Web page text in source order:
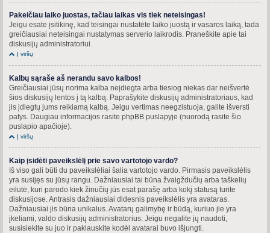
Pakeičiau laiko juostas, tačiau laikas vis tiek neteisingas!
Jeigu esate įsitikinę, kad teisingai nustatėte laiko juostą ir vasaros laiką, tada
greičiausiai neteisingai nustatymas serverio laikrodis. Praneškite apie tai
diskusijų administratoriui.
Į viršų
Kalbų sąraše aš nerandu savo kalbos!
Greičiausiai jūsų norima kalba neįdiegta arba tiesiog niekas dar neišvertė
šios diskusijų lentos į tą kalbą. Paprašykite diskusijų administratoriaus, kad
jis įdiegtų jums reikiamą kalbą. Jeigu vertimas neegzistuoja, galite išversti
patys. Daugiau informacijos rasite phpBB puslapyje (nuorodą rasite šio
puslapio apačioje).
Į viršų
Kaip įsidėti paveikslėlį prie savo vartotojo vardo?
Iš viso gali būti du paveikslėliai šalia vartotojo vardo. Pirmasis paveikslėlis
yra susijęs su jūsų rangu. Dažniausiai tai būna žvaigždučių arba taškelių
eilutė, kuri parodo kiek žinučių jūs esat parašę arba kokį statusą turite
diskusijose. Antrasis dažniausiai didesnis paveikslėlis yra avataras.
Dažniausiai jis būna unikalus. Avatarų galimybę ir būdą, kuriuo jie yra
įkeliami, valdo diskusijų administratorius. Jeigu negalite jų naudoti,
susisiekite su juo ir paklauskite kodėl avatarai buvo išjungti.